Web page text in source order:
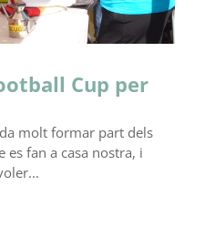
Cup per
molt formar part dels
es fan a casa nostra, i